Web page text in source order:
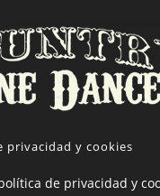
privacidad y cookies
de privacidad y